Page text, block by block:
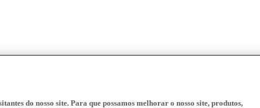
do nosso site. Para que possamos melhorar o nosso site, produtos,